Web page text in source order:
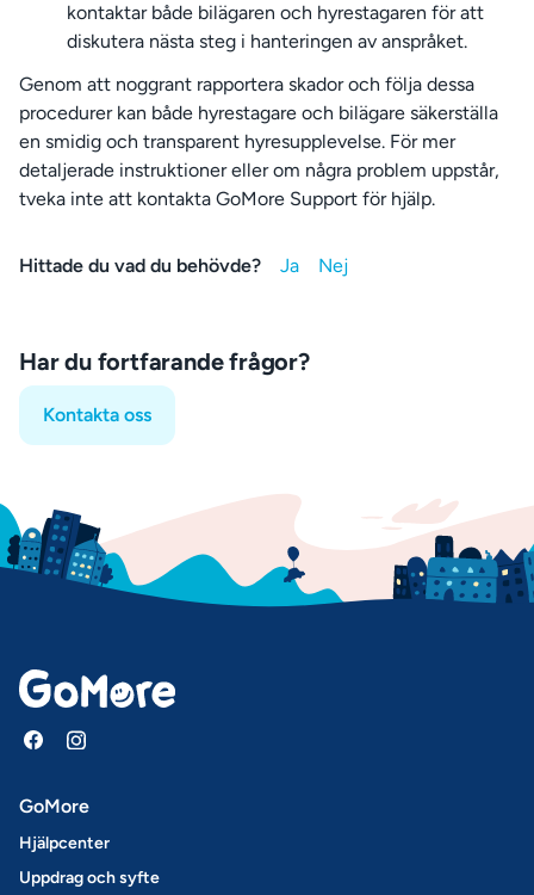
kontaktar både bilägaren och hyrestagaren för att
diskutera nästa steg i hanteringen av anspråket.
Genom att noggrant rapportera skador och följa dessa
procedurer kan både hyrestagare och bilägare säkerställa
en smidig och transparent hyresupplevelse. För mer
detaljerade instruktioner eller om några problem uppstår,
tveka inte att kontakta GoMore Support för hjälp.
Hittade du vad du behövde?
Har du fortfarande frågor?
Kontakta oss
GoMore
Hjälpcenter
Uppdrag och syfte